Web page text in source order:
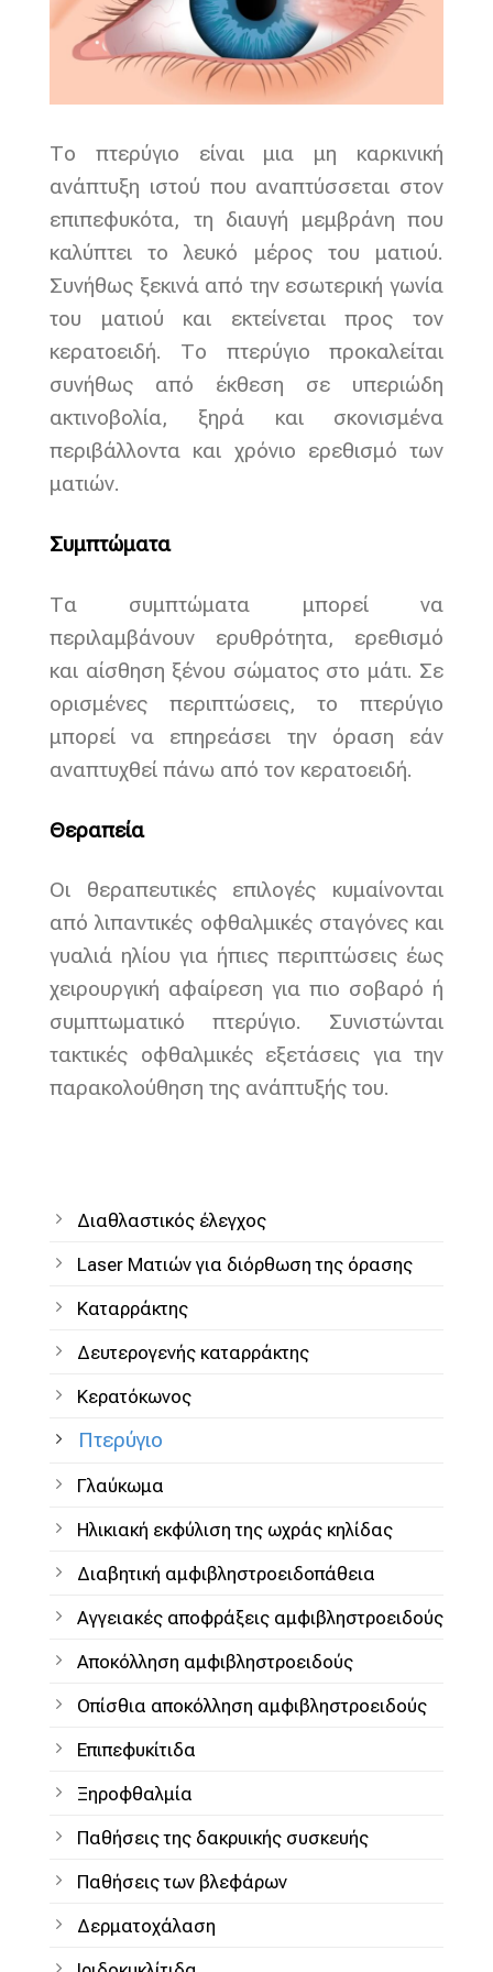
Διαθλαστικός έλεγχος
Laser Ματιών για διόρθωση της όρασης
Καταρράκτης
Δευτερογενής καταρράκτης
Κερατόκωνος
Πτερύγιο
Γλαύκωμα
Ηλικιακή εκφύλιση της ωχράς κηλίδας
Διαβητική αμφιβληστροειδοπάθεια
Αγγειακές αποφράξεις αμφιβληστροειδούς
Αποκόλληση αμφιβληστροειδούς
Οπίσθια αποκόλληση αμφιβληστροειδούς
Επιπεφυκίτιδα
Ξηροφθαλμία
Παθήσεις της δακρυικής συσκευής
Παθήσεις των βλεφάρων
Δερματοχάλαση
Το πτερύγιο είναι μια μη καρκινική
ανάπτυξη ιστού που αναπτύσσεται στον
επιπεφυκότα, τη διαυγή μεμβράνη που
καλύπτει το λευκό μέρος του ματιού.
Συνήθως ξεκινά από την εσωτερική γωνία
του ματιού και εκτείνεται προς τον
κερατοειδή. Το πτερύγιο προκαλείται
συνήθως από έκθεση σε υπεριώδη
ακτινοβολία, ξηρά και σκονισμένα
περιβάλλοντα και χρόνιο ερεθισμό των
ματιών.
Συμπτώματα
Τα συμπτώματα μπορεί να
περιλαμβάνουν ερυθρότητα, ερεθισμό
και αίσθηση ξένου σώματος στο μάτι. Σε
ορισμένες περιπτώσεις, το πτερύγιο
μπορεί να επηρεάσει την όραση εάν
αναπτυχθεί πάνω από τον κερατοειδή.
Θεραπεία
Οι θεραπευτικές επιλογές κυμαίνονται
από λιπαντικές οφθαλμικές σταγόνες και
γυαλιά ηλίου για ήπιες περιπτώσεις έως
χειρουργική αφαίρεση για πιο σοβαρό ή
συμπτωματικό πτερύγιο. Συνιστώνται
τακτικές οφθαλμικές εξετάσεις για την
παρακολούθηση της ανάπτυξής του.